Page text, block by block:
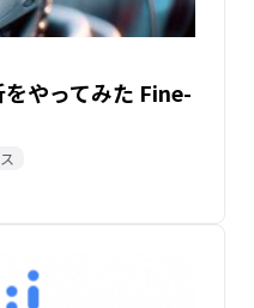
やってみた Fine-